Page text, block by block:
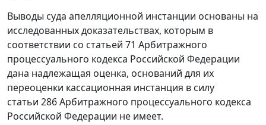
Выводы суда апелляционной инстанции основаны на
исследованных доказательствах, которым в
соответствии со статьей 71 Арбитражного
процессуального кодекса Российской Федерации
дана надлежащая оценка, оснований для их
переоценки кассационная инстанция в силу
статьи 286Арбитражного процессуального кодекса
Российской Федерации не имеет.